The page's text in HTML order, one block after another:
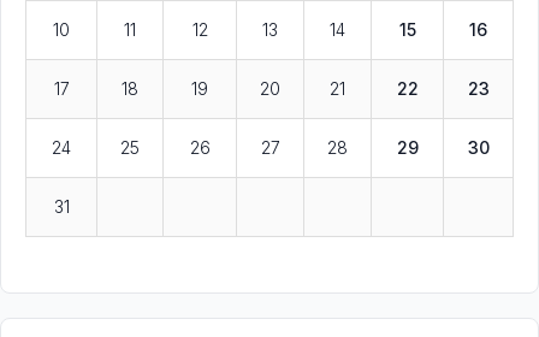
10 11 12 13 14 15 16
17 18 19 20 21 22 23
24 25 26 27 28 29 30
31